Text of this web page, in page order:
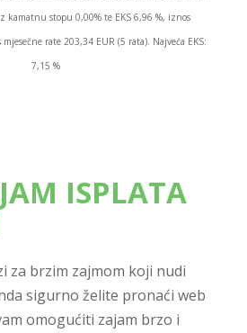
kamatnu stopu 0,00% te EKS 6,96 %, iznos
rate 203,34 EUR (5 rata). Najveća EKS:
7,15 %
ISPLATA
za brzim zajmom koji nudi
sigurno želite pronaći web
omogućiti zajam brzo i